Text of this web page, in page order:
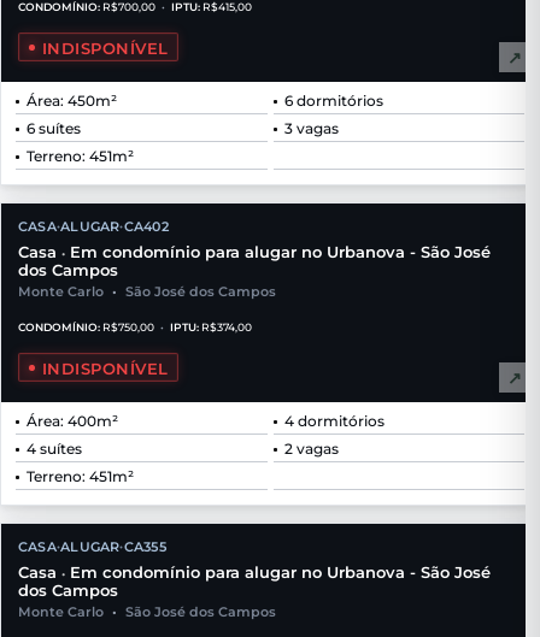
CONDOMÍNIO: R$700,00 • IPTU: R$415,00
INDISPONÍVEL ↗
Área: 450m²
6 dormitórios
6 suítes
3 vagas
Terreno: 451m²
CASA•ALUGAR•CA402
Casa • Em condomínio para alugar no Urbanova - São José
dos Campos
Monte Carlo • São José dos Campos
CONDOMÍNIO: R$750,00 • IPTU: R$374,00
INDISPONÍVEL ↗
Área: 400m²
4 dormitórios
4 suítes
2 vagas
Terreno: 451m²
CASA•ALUGAR•CA355
Casa • Em condomínio para alugar no Urbanova - São José
dos Campos
Monte Carlo • São José dos Campos